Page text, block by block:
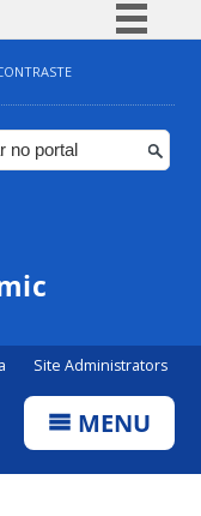
Simplifique!
BR
Participe
Site Administrators
MENU